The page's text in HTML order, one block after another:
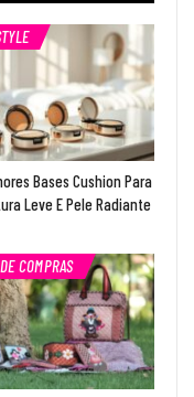
Bases Cushion Para
Leve E Pele Radiante
COMPRAS